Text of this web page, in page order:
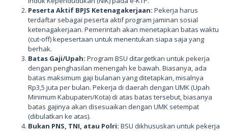
Peserta Aktif BPJS Ketenagakerjaan: Pekerja harus
terdaftar sebagai peserta aktif program jaminan sosial
ketenagakerjaan. Pemerintah akan menetapkan batas waktu
(cut-off) kepesertaan untuk menentukan siapa saja yang
berhak.
Batas Gaji/Upah: Program BSU ditargetkan untuk pekerja
dengan penghasilan menengah ke bawah. Biasanya, ada
batas maksimum gaji bulanan yang ditetapkan, misalnya
Rp3,5 juta per bulan. Pekerja di daerah dengan UMK (Upah
Minimum Kabupaten/Kota) di atas batas tersebut, biasanya
batas gajinya akan disesuaikan dengan UMK setempat
(dibulatkan ke atas).
Bukan PNS, TNI, atau Polri: BSU dikhususkan untuk pekerja